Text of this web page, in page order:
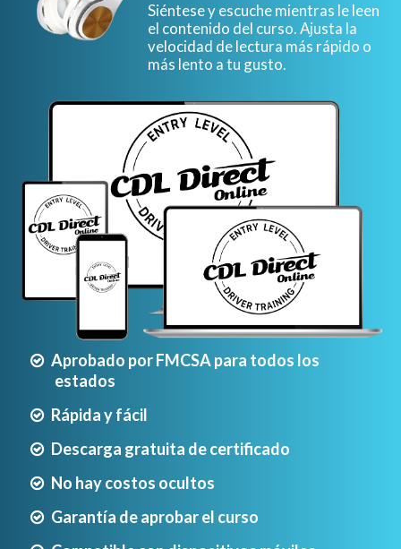
Siéntese y escuche mientras le leen
el contenido del curso. Ajusta la
velocidad de lectura más rápido o
más lento a tu gusto.
Aprobado por FMCSA para todos los
estados
Rápida y fácil
Descarga gratuita de certificado
No hay costos ocultos
Garantía de aprobar el curso